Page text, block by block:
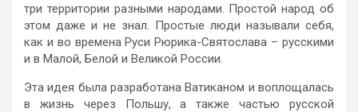
три территории разными народами. Простой народ об
этом даже и не знал. Простые люди называли себя,
как и во времена Руси Рюрика-Святослава – русскими
и в Малой, Белой и Великой России.
Эта идея была разработана Ватиканом и воплощалась
в жизнь через Польшу, а также частью русской